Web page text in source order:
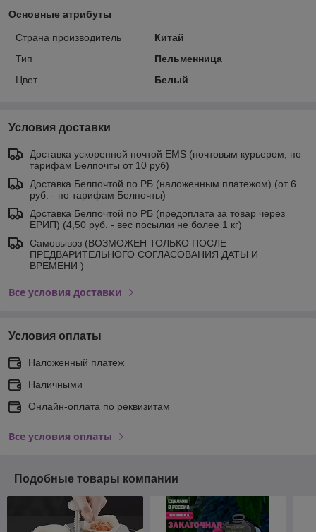
Основные атрибуты
Страна производитель
Китай
Тип
Пельменница
Цвет
Белый
Условия доставки
Доставка ускоренной почтой EMS (почтовым курьером, по
тарифам Белпочты от 10 руб)
Доставка Белпочтой по РБ (наложенным платежом) (от 6
руб. - по тарифам Белпочты)
Доставка Белпочтой по РБ (предоплата за товар через
ЕРИП) (4,50 руб. - вес посылки не более 1 кг)
Самовывоз (ВОЗМОЖЕН ТОЛЬКО ПОСЛЕ
ПРЕДВАРИТЕЛЬНОГО СОГЛАСОВАНИЯ ДАТЫ И
ВРЕМЕНИ )
Все условия доставки
Условия оплаты
Наложенный платеж
Наличными
Онлайн-оплата по реквизитам
Все условия оплаты
Подобные товары компании